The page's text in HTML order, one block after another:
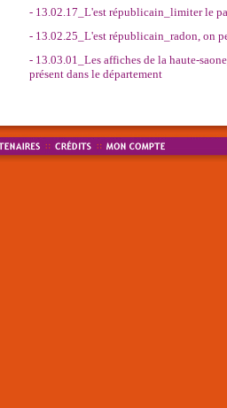
- 13.02.17_L'est républicain_limiter le
- 13.02.25_L'est républicain_radon, on
- 13.03.01_Les affiches de la haute-
présent dans le département